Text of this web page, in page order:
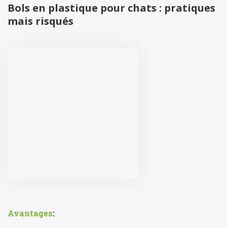
Bols en plastique pour chats : pratiques
mais risqués
Avantages: